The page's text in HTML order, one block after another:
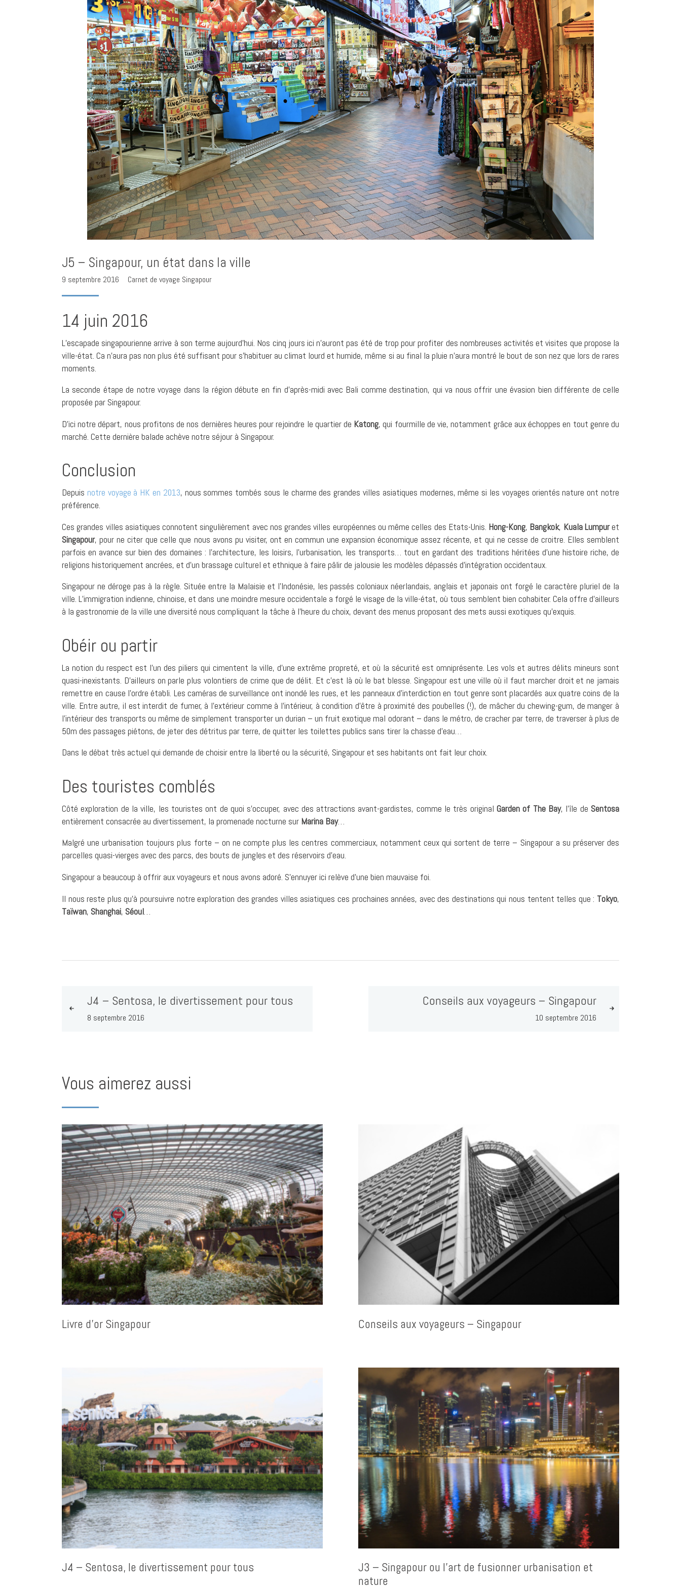
J5 – Singapour, un état dans la ville
9 septembre 2016 Carnet de voyage Singapour
14 juin 2016
L’escapade singapourienne arrive à son terme aujourd’hui. Nos cinq jours ici n’auront pas été de trop pour profiter des nombreuses activités et visites que propose la
ville-état. Ca n’aura pas non plus été suffisant pour s’habituer au climat lourd et humide, même si au final la pluie n’aura montré le bout de son nez que lors de rares
moments.
La seconde étape de notre voyage dans la région débute en fin d’après-midi avec Bali comme destination, qui va nous offrir une évasion bien différente de celle
proposée par Singapour.
D’ici notre départ, nous profitons de nos dernières heures pour rejoindre le quartier de Katong, qui fourmille de vie, notamment grâce aux échoppes en tout genre du
marché. Cette dernière balade achève notre séjour à Singapour.
Conclusion
Depuis notre voyage à HK en 2013, nous sommes tombés sous le charme des grandes villes asiatiques modernes, même si les voyages orientés nature ont notre
préférence.
Ces grandes villes asiatiques connotent singulièrement avec nos grandes villes européennes ou même celles des Etats-Unis. Hong-Kong, Bangkok, Kuala Lumpuret
Singapour, pour ne citer que celle que nous avons pu visiter, ont en commun une expansion économique assez récente, et qui ne cesse de croitre. Elles semblent
parfois en avance sur bien des domaines : l’architecture, les loisirs, l’urbanisation, les transports… tout en gardant des traditions héritées d’une histoire riche, de
religions historiquement ancrées, et d’un brassage culturel et ethnique à faire pâlir de jalousie les modèles dépassés d’intégration occidentaux.
Singapour ne déroge pas à la règle. Située entre la Malaisie et l’Indonésie, les passés coloniaux néerlandais, anglais et japonais ont forgé le caractère pluriel de la
ville. L’immigration indienne, chinoise, et dans une moindre mesure occidentale a forgé le visage de la ville-état, où tous semblent bien cohabiter. Cela offre d’ailleurs
à la gastronomie de la ville une diversité nous compliquant la tâche à l’heure du choix, devant des menus proposant des mets aussi exotiques qu’exquis.
Obéir ou partir
La notion du respect est l’un des piliers qui cimentent la ville, d’une extrême propreté, et où la sécurité est omniprésente. Les vols et autres délits mineurs sont
quasi-inexistants. D’ailleurs on parle plus volontiers de crime que de délit. Et c’est là où le bat blesse. Singapour est une ville où il faut marcher droit et ne jamais
remettre en cause l’ordre établi. Les caméras de surveillance ont inondé les rues, et les panneaux d’interdiction en tout genre sont placardés aux quatre coins de la
ville. Entre autre, il est interdit de fumer, à l’extérieur comme à l’intérieur, à condition d’être à proximité des poubelles (!), de mâcher du chewing-gum, de manger à
l’intérieur des transports ou même de simplement transporter un durian – un fruit exotique mal odorant – dans le métro, de cracher par terre, de traverser à plus de
50m des passages piétons, de jeter des détritus par terre, de quitter les toilettes publics sans tirer la chasse d’eau…
Dans le débat très actuel qui demande de choisir entre la liberté ou la sécurité, Singapour et ses habitants ont fait leur choix.
Des touristes comblés
Côté exploration de la ville, les touristes ont de quoi s’occuper, avec des attractions avant-gardistes, comme le très originalGarden of The Bay, l’île de Sentosa
entièrement consacrée au divertissement, la promenade nocturne sur Marina Bay…
Malgré une urbanisation toujours plus forte – on ne compte plus les centres commerciaux, notamment ceux qui sortent de terre – Singapour a su préserver des
parcelles quasi-vierges avec des parcs, des bouts de jungles et des réservoirs d’eau.
Singapour a beaucoup à offrir aux voyageurs et nous avons adoré. S’ennuyer ici relève d’une bien mauvaise foi.
Il nous reste plus qu’à poursuivre notre exploration des grandes villes asiatiques ces prochaines années, avec des destinations qui nous tentent telles que : Tokyo,
Taïwan, Shanghai, Séoul…
J4 – Sentosa, le divertissement pour tous
8 septembre 2016
Conseils aux voyageurs – Singapour
10 septembre 2016
Vous aimerez aussi
Livre d’or Singapour Conseils aux voyageurs – Singapour
J4 – Sentosa, le divertissement pour tous
J3 – Singapour ou l’art de fusionner urbanisation et
nature